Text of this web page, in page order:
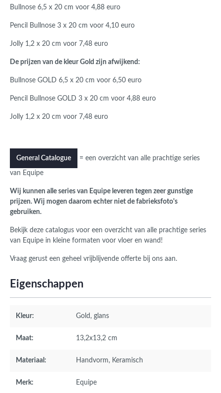
Bullnose 6,5 x 20 cm voor 4,88 euro
Pencil Bullnose 3 x 20 cm voor 4,10 euro
Jolly 1,2 x 20 cm voor 7,48 euro
De prijzen van de kleur Gold zijn afwijkend:
Bullnose GOLD 6,5 x 20 cm voor 6,50 euro
Pencil Bullnose GOLD 3 x 20 cm voor 4,88 euro
Jolly 1,2 x 20 cm voor 7,48 euro
General Catalogue = een overzicht van alle prachtige series
van Equipe
Wij kunnen alle series van Equipe leveren tegen zeer gunstige
prijzen. Wij mogen daarom echter niet de fabrieksfoto's
gebruiken.
Bekijk deze catalogus voor een overzicht van alle prachtige series
van Equipe in kleine formaten voor vloer en wand!
Vraag gerust een geheel vrijblijvende offerte bij ons aan.
Eigenschappen
Kleur: Gold , glans
Maat: 13,2x13,2 cm
Materiaal: Handvorm, Keramisch
Merk: Equipe